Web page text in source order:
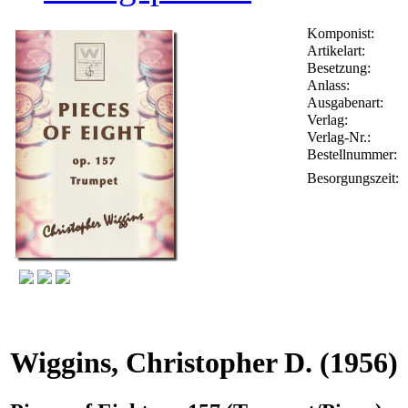
Komponist:
Artikelart:
Besetzung:
Anlass:
Ausgabenart:
Verlag:
Verlag-Nr.:
Bestellnummer:
Besorgungszeit:
Wiggins, Christopher D. (1956)